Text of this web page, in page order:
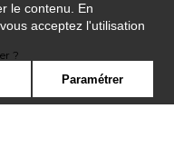
?
le contenu. En
acceptez l'utilisation
Paramétrer